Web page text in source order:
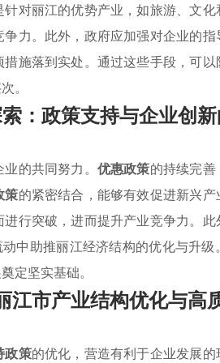
针对丽江的优势产业，如旅游、文
力。此外，政府应加强对企业的
施落到实处。通过这些手段，可
。
：政策支持与企业创
的共同努力。 优惠政策的持续完
策的紧密结合，能够有效促进新兴
行突破，进而提升产业竞争力。
中助推丽江经济结构的优化与升
定坚实基础。
江市产业结构优化与高
政策的优化，营造有利于企业发展